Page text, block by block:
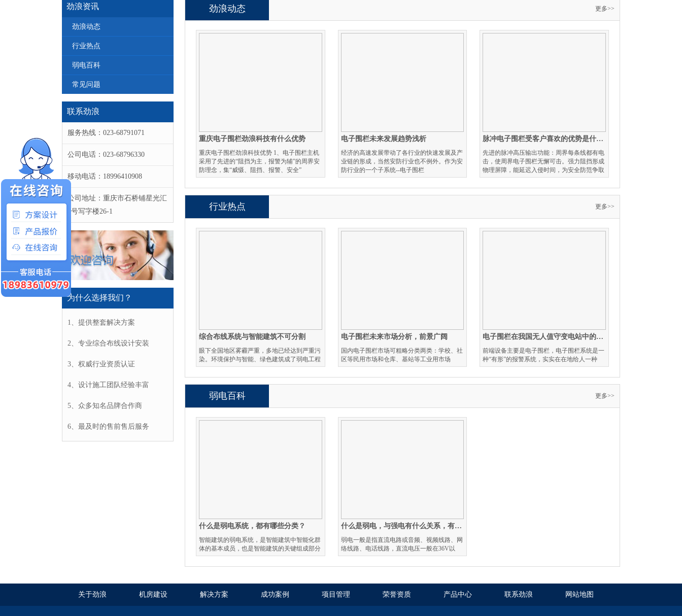
劲浪动态 更多>>
重庆电子围栏劲浪科技有什么优势
重庆电子围栏劲浪科技优势 1、电子围栏主机
采用了先进的“阻挡为主，报警为辅”的周界安
防理念，集“威慑、阻挡、报警、安全”
电子围栏未来发展趋势浅析
经济的高速发展带动了各行业的快速发展及产
业链的形成，当然安防行业也不例外。作为安
防行业的一个子系统--电子围栏
脉冲电子围栏受客户喜欢的优势是什么？
先进的脉冲高压输出功能：周界每条线都有电
击，使周界电子围栏无懈可击。强力阻挡形成
物理屏障，能延迟入侵时间，为安全防范争取
行业热点 更多>>
综合布线系统与智能建筑不可分割
眼下全国地区雾霾严重，多地已经达到严重污
染。环境保护与智能、绿色建筑成了弱电工程
电子围栏未来市场分析，前景广阔
国内电子围栏市场可粗略分类两类：学校、社
区等民用市场和仓库、基站等工业用市场
电子围栏在我国无人值守变电站中的应用
前端设备主要是电子围栏，电子围栏系统是一
种“有形”的报警系统，实实在在地给人一种
弱电百科 更多>>
什么是弱电系统，都有哪些分类？
智能建筑的弱电系统，是智能建筑中智能化群
体的基本成员，也是智能建筑的关键组成部分
什么是弱电，与强电有什么关系，有哪些分类
弱电一般是指直流电路或音频、视频线路、网
络线路、电话线路，直流电压一般在36V以
劲浪资讯
劲浪动态
行业热点
弱电百科
常见问题
联系劲浪
服务热线：023-68791071
公司电话：023-68796330
移动电话：18996410908
公司地址：重庆市石桥铺星光汇
1号写字楼26-1
为什么选择我们？
1、提供整套解决方案
2、专业综合布线设计安装
3、权威行业资质认证
4、设计施工团队经验丰富
5、众多知名品牌合作商
6、最及时的售前售后服务
关于劲浪 机房建设 解决方案 成功案例 项目管理 荣誉资质 产品中心 联系劲浪 网站地图